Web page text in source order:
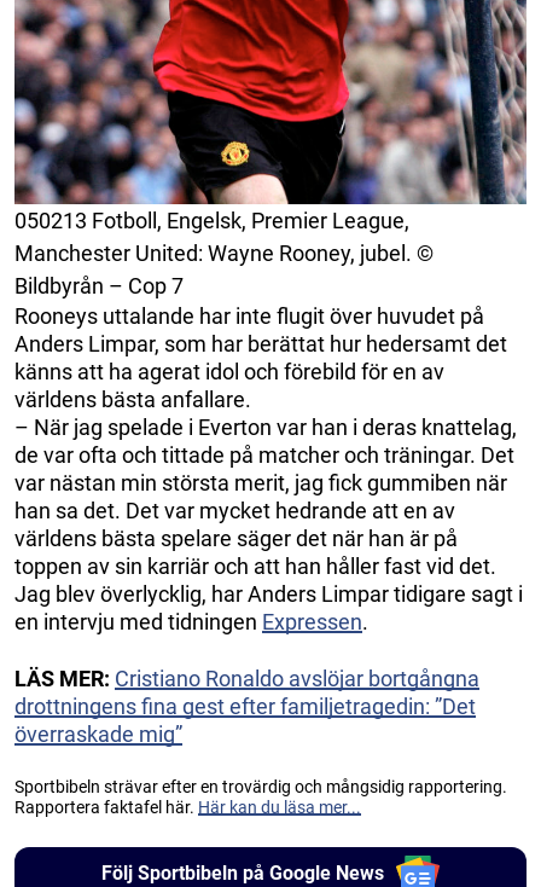
050213 Fotboll, Engelsk, Premier League,
Manchester United: Wayne Rooney, jubel. ©
Bildbyrån – Cop 7
Rooneys uttalande har inte flugit över huvudet på
Anders Limpar, som har berättat hur hedersamt det
känns att ha agerat idol och förebild för en av
världens bästa anfallare.
– När jag spelade i Everton var han i deras knattelag,
de var ofta och tittade på matcher och träningar. Det
var nästan min största merit, jag fick gummiben när
han sa det. Det var mycket hedrande att en av
världens bästa spelare säger det när han är på
toppen av sin karriär och att han håller fast vid det.
Jag blev överlycklig, har Anders Limpar tidigare sagt i
en intervju med tidningen Expressen.
LÄS MER: Cristiano Ronaldo avslöjar bortgångna
drottningens fina gest efter familjetragedin: ”Det
överraskade mig”
Sportbibeln strävar efter en trovärdig och mångsidig rapportering.
Rapportera faktafel här. Här kan du läsa mer...
Följ Sportbibeln på Google News